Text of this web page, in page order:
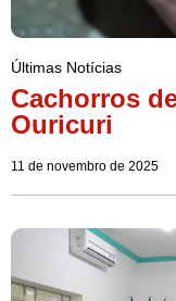
Últimas Notícias
Cachorros
Ouricuri
11 de novembro de 2025